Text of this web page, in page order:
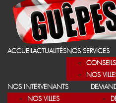
ACCUEILACTUALITÉSNOS SERVICES
NOS
NOS INTERVENANTS
NOS VILLES